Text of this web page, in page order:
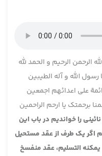
الرحمن الرحیم و الحمد لله
الله و آله الطیبین
علی اعدائهم اجمعین
برحمتک یا ارحم الراحمین
را خواندیم در باب این
اگر یک طرف از عقد مستحیل
یمکنه التسلیم، عقد منفسخ